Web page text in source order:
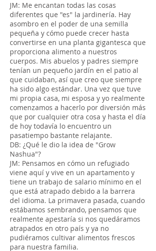
JM: Me encantan todas las cosas
diferentes que "es" la jardinería. Hay
asombro en el poder de una semilla
pequeña y cómo puede crecer hasta
convertirse en una planta gigantesca que
proporciona alimento a nuestros
cuerpos. Mis abuelos y padres siempre
tenían un pequeño jardín en el patio al
que cuidaban, así que creo que siempre
ha sido algo estándar. Una vez que tuve
mi propia casa, mi esposa y yo realmente
comenzamos a hacerlo por diversión más
que por cualquier otra cosa y hasta el día
de hoy todavía lo encuentro un
pasatiempo bastante relajante.
DB: ¿Qué le dio la idea de "Grow
Nashua"?
JM: Pensamos en cómo un refugiado
viene aquí y vive en un apartamento y
tiene un trabajo de salario mínimo en el
que está atrapado debido a la barrera
del idioma. La primavera pasada, cuando
estábamos sembrando, pensamos que
realmente apestaría si nos quedáramos
atrapados en otro país y ya no
pudiéramos cultivar alimentos frescos
para nuestra familia.